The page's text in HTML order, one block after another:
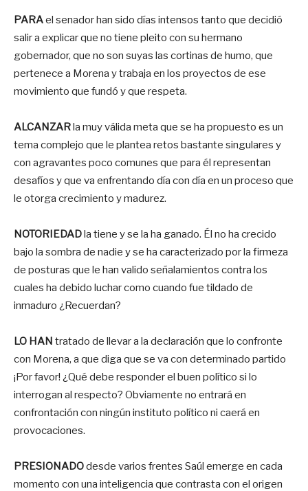
PARAel senador han sido días intensos tanto que decidió
salir a explicar que no tiene pleito con su hermano
gobernador, que no son suyas las cortinas de humo, que
pertenece a Morena y trabaja en los proyectos de ese
movimiento que fundó y que respeta.
ALCANZARla muy válida meta que se ha propuesto es un
tema complejo que le plantea retos bastante singulares y
con agravantes poco comunes que para él representan
desafíos y que va enfrentando día con día en un proceso que
le otorga crecimiento y madurez.
NOTORIEDADla tiene y se la ha ganado. Él no ha crecido
bajo la sombra de nadie y se ha caracterizado por la firmeza
de posturas que le han valido señalamientos contra los
cuales ha debido luchar como cuando fue tildado de
inmaduro ¿Recuerdan?
LO HAN tratado de llevar a la declaración que lo confronte
con Morena, a que diga que se va con determinado partido
¡Por favor! ¿Qué debe responder el buen político si lo
interrogan al respecto? Obviamente no entrará en
confrontación con ningún instituto político ni caerá en
provocaciones.
PRESIONADOdesde varios frentes Saúl emerge en cada
momento con una inteligencia que contrasta con el origen